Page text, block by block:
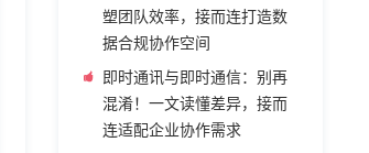
塑团队效率，接而连打造数
据合规协作空间
即时通讯与即时通信：别再
混淆！一文读懂差异，接而
连适配企业协作需求